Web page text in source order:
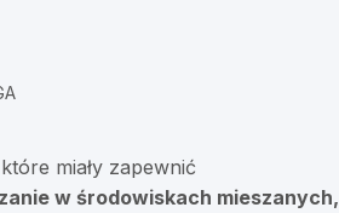
miały zapewnić
w środowiskach mieszanych,